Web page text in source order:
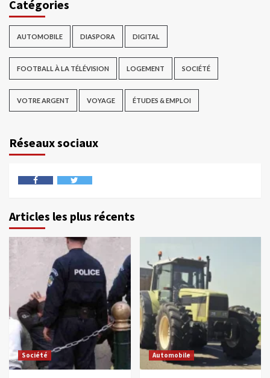
Catégories
AUTOMOBILE DIASPORA DIGITAL
FOOTBALL À LA TÉLÉVISION LOGEMENT SOCIÉTÉ
VOTRE ARGENT VOYAGE ÉTUDES & EMPLOI
Réseaux sociaux
Articles les plus récents
Société Automobile